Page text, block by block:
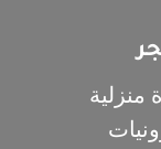
منزلية